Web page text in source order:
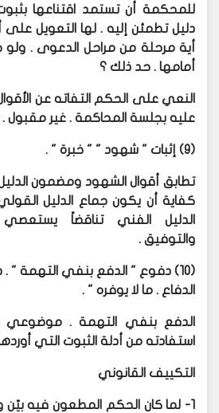
للمحكمة أن تستمد اقتناعها
دليل تطمئن إليه . لها التعويل
أية مرحلة من مراحل الدعوى .
أمامها . حد ذلك ؟
النعي على الحكم التفاته عن
عليه بجلسة المحاكمة . غير مقبول
(9) إثبات " شهود " " خبرة " .
تطابق أقوال الشهود ومضمون
كفاية أن يكون جماع الدليل
الدليل الفني تناقضاً
والتوفيق .
(10) دفوع " الدفع بنفي التهمة " .
الدفاع . ما لا يوفره " .
الدفع بنفي التهمة . موضوعي .
استفادته من أدلة الثبوت التي
التكييف القانوني
1- لما كان الحكم المطعون فيه بيّن